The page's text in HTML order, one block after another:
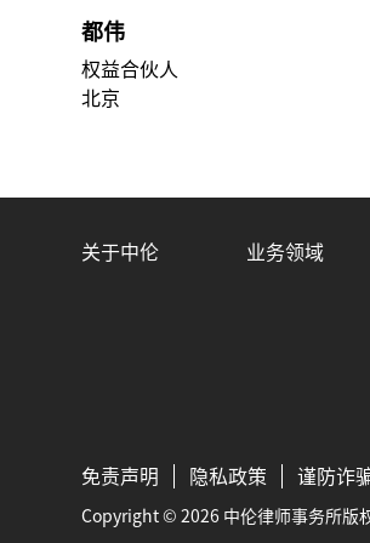
都伟
权益合伙人
北京
关于中伦 业务领域
免责声明 隐私政策 谨防诈
Copyright © 2026 中伦律师事务所版